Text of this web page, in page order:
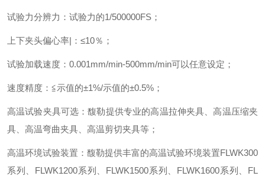
试验力分辨力：试验力的1/500000FS ；
上下夹头偏心率| ： ≤10％；
试验加载速度： 0.001mm/min-500mm/min可以任意设定；
速度精度：≦示值的±1%/示值的±0.5% ；
高温试验夹具可选：馥勒提供专业的高温拉伸夹具、高温压缩夹
具、高温弯曲夹具、高温剪切夹具等；
高温环境试验装置：馥勒提供丰富的高温试验环境装置FLWK300
系列、 FLWK1200系列、 FLWK1500系列、 FLWK1600系列、 FL